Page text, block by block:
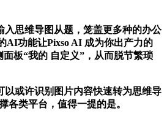
思维导图从题，笼盖更多种的办公
AI功能让Pixso AI 成为你出产力的
板“我的 自定义”，从而脱节繁琐
或许识别图片内容快速转为思维导
类平台，值得一提的是。